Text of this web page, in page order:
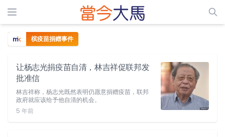
槟疫苗捐赠事件
让杨志光捐疫苗自清，林吉祥促联邦发
批准信
林吉祥称，杨志光既然表明仍愿意捐赠疫苗，联邦
政府就应该给予他自清的机会。
5 年前